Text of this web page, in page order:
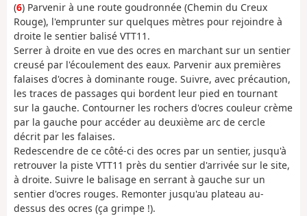
(6) Parvenir à une route goudronnée (Chemin du Creux
Rouge), l'emprunter sur quelques mètres pour rejoindre à
droite le sentier balisé VTT11.
Serrer à droite en vue des ocres en marchant sur un sentier
creusé par l'écoulement des eaux. Parvenir aux premières
falaises d'ocres à dominante rouge. Suivre, avec précaution,
les traces de passages qui bordent leur pied en tournant
sur la gauche. Contourner les rochers d'ocres couleur crème
par la gauche pour accéder au deuxième arc de cercle
décrit par les falaises.
Redescendre de ce côté-ci des ocres par un sentier, jusqu'à
retrouver la piste VTT11 près du sentier d'arrivée sur le site,
à droite. Suivre le balisage en serrant à gauche sur un
sentier d'ocres rouges. Remonter jusqu'au plateau au-
dessus des ocres (ça grimpe !).